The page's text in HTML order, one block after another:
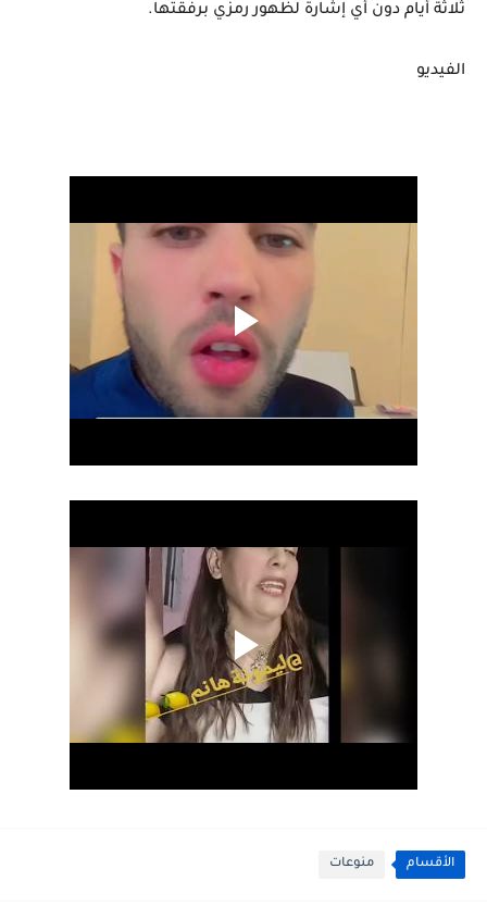
ثلاثة أيام دون أي إشارة لظهور رمزي برفقتها.
الفيديو
الأقسام منوعات